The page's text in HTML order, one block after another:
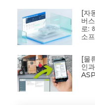
[자
버
로:
소
[물
인